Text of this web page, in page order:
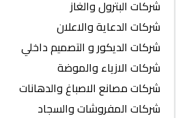
شركات البترول والغاز
شركات الدعاية والاعلان
شركات الديكور و التصميم داخلي
شركات الازياء والموضة
شركات مصانع الاصباغ والدهانات
شركات المفروشات والسجاد